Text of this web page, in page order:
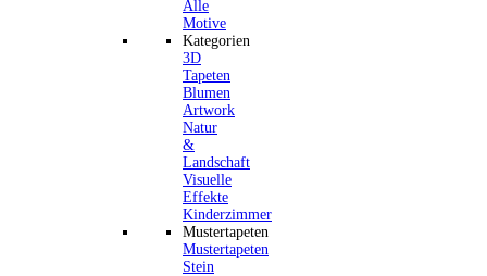
Alle
Motive
Kategorien
3D
Tapeten
Blumen
Artwork
Natur
&
Landschaft
Visuelle
Effekte
Kinderzimmer
Mustertapeten
Mustertapeten
Stein